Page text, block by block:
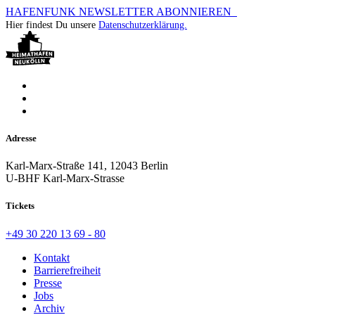
HAFENFUNK NEWSLETTER ABONNIEREN
Hier findest Du unsere Datenschutzerklärung.
Adresse
Karl-Marx-Straße 141, 12043 Berlin
U-BHF Karl-Marx-Strasse
Tickets
+49 30 220 13 69 - 80
Kontakt
Barrierefreiheit
Presse
Jobs
Archiv